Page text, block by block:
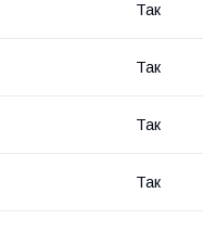
Так
Так
Так
Так